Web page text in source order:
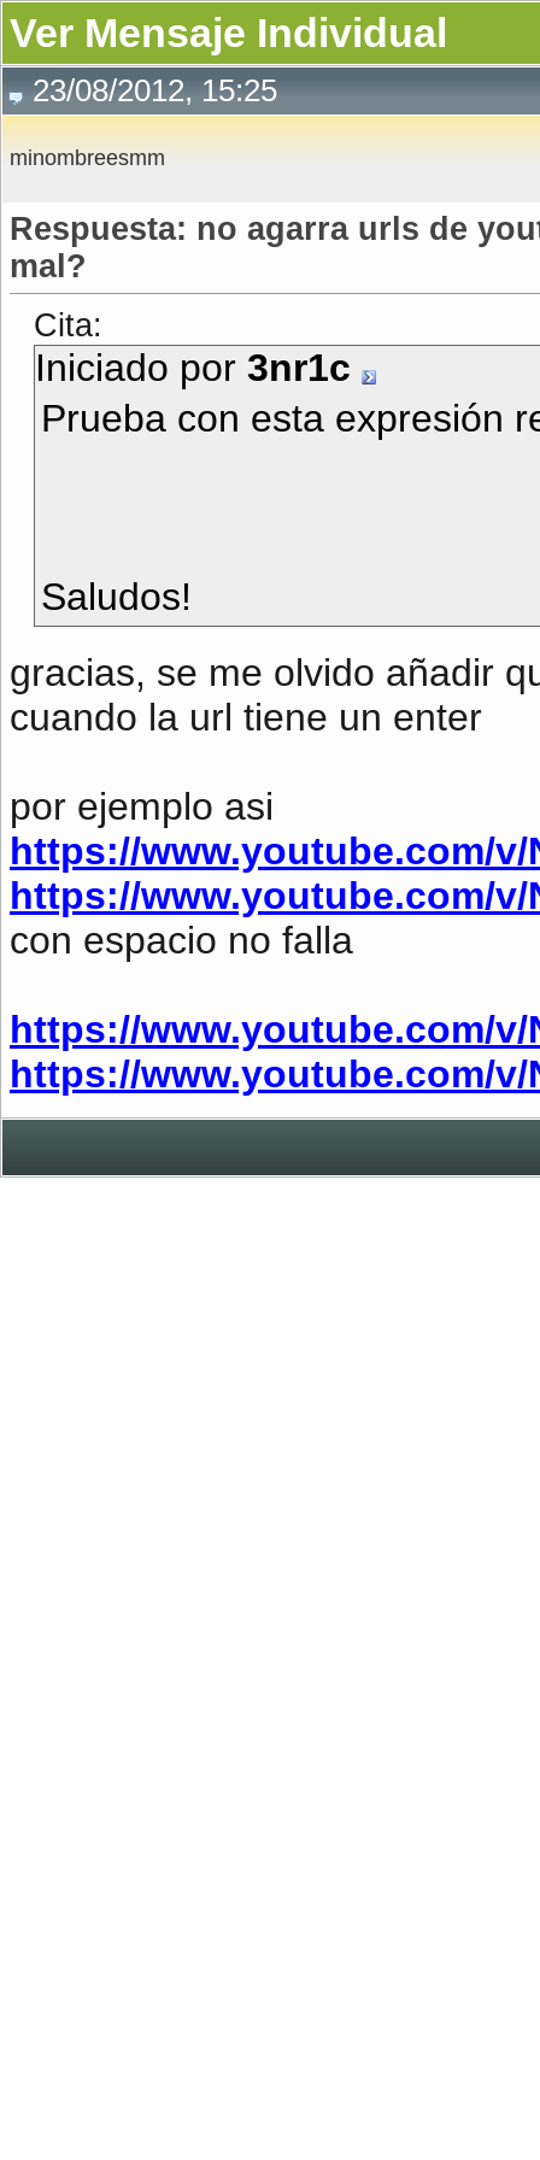
Ver Mensaje Individual
23/08/2012, 15:25
minombreesmm
Respuesta: no agarra urls de
mal?
Cita:
Iniciado por 3nr1c
Prueba con esta expresión
Saludos!
gracias, se me olvido añadir
cuando la url tiene un enter
por ejemplo asi
https://www.youtube.com/v/
https://www.youtube.com/v/
con espacio no falla
https://www.youtube.com/v/
https://www.youtube.com/v/